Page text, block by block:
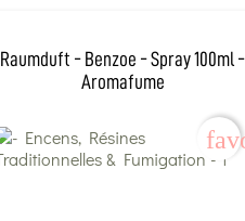
Raumduft - Benzoe - Spray 100ml -
Aromafume